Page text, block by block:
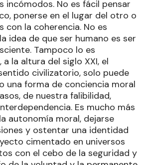
incómodos. No es fácil pensar
ponerse en el lugar del otro o
con la coherencia. No es
idea de que ser humano es ser
Tampoco lo es
la altura del siglo XXI, el
civilizatorio, solo puede
una forma de conciencia moral
de nuestra falibilidad,
Es mucho más
autonomía moral, dejarse
y ostentar una identidad
cimentado en universos
con el cebo de la seguridad y